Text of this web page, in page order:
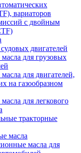
вариаторов
с двойным
двигателей
для грузовых
для двигателей,
на газообразном
для легкового
тракторные
масла
масла для